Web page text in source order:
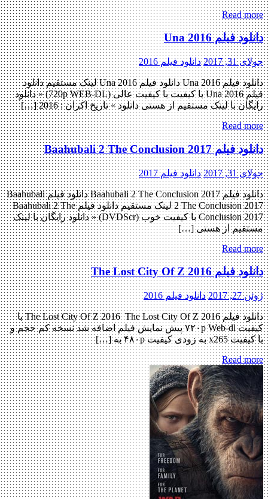
Read more
دانلود فیلم Una 2016
جولای 31, 2017 دانلود فیلم 2016
دانلود فیلم Una 2016 دانلود فیلم Una 2016 لینک مستقیم دانلود
فیلم Una 2016 با کیفیت با کیفیت عالی (720p WEB-DL) « دانلود
رایگان با لینک مستقیم از هستی دانلود » تاریخ اکران : 2016 […]
Read more
دانلود فیلم Baahubali 2 The Conclusion 2017
جولای 31, 2017 دانلود فیلم 2017
دانلود فیلم Baahubali 2 The Conclusion 2017 دانلود فیلم Baahubali
2 The Conclusion 2017 لینک مستقیم دانلود فیلم Baahubali 2 The
Conclusion 2017 با کیفیت خوب (DVDScr) « دانلود رایگان با لینک
مستقیم از هستی […]
Read more
دانلود فیلم The Lost City Of Z 2016
ژوئن 27, 2017 دانلود فیلم 2016
دانلود فیلم The Lost City Of Z 2016 The Lost City Of Z 2016 با
کیفیت ۷۲۰p Web-dl پیش نمایش فیلم اضافه شد نسخه کم حجم و
با کیفیت x265 به زودی کیفیت ۴۸۰p به […]
Read more